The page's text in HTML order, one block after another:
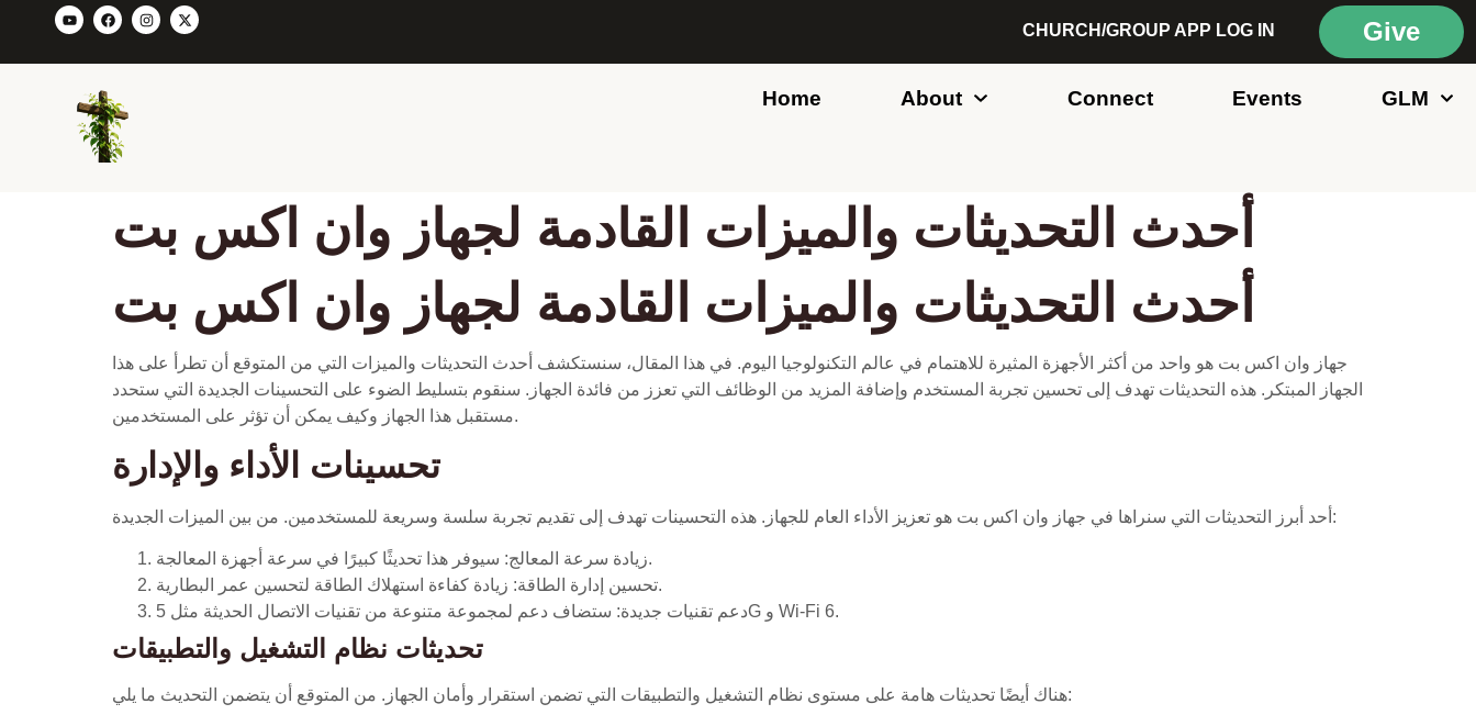
Give
CHURCH/GROUP APP LOG IN
Home About Connect Events GLM
أحدث التحديثات والميزات القادمة لجهاز وان اكس بت
أحدث التحديثات والميزات القادمة لجهاز وان اكس بت
جهاز وان اكس بت هو واحد من أكثر الأجهزة المثيرة للاهتمام في عالم التكنولوجيا اليوم. في هذا المقال، سنستكشف أحدث التحديثات والميزات التي من المتوقع أن تطرأ على هذا
الجهاز المبتكر. هذه التحديثات تهدف إلى تحسين تجربة المستخدم وإضافة المزيد من الوظائف التي تعزز من فائدة الجهاز. سنقوم بتسليط الضوء على التحسينات الجديدة التي ستحدد
مستقبل هذا الجهاز وكيف يمكن أن تؤثر على المستخدمين.
تحسينات الأداء والإدارة
أحد أبرز التحديثات التي سنراها في جهاز وان اكس بت هو تعزيز الأداء العام للجهاز. هذه التحسينات تهدف إلى تقديم تجربة سلسة وسريعة للمستخدمين. من بين الميزات الجديدة:
زيادة سرعة المعالج: سيوفر هذا تحديثًا كبيرًا في سرعة أجهزة المعالجة.
تحسين إدارة الطاقة: زيادة كفاءة استهلاك الطاقة لتحسين عمر البطارية.
دعم تقنيات جديدة: ستضاف دعم لمجموعة متنوعة من تقنيات الاتصال الحديثة مثل 5G و Wi-Fi 6.
تحديثات نظام التشغيل والتطبيقات
هناك أيضًا تحديثات هامة على مستوى نظام التشغيل والتطبيقات التي تضمن استقرار وأمان الجهاز. من المتوقع أن يتضمن التحديث ما يلي: